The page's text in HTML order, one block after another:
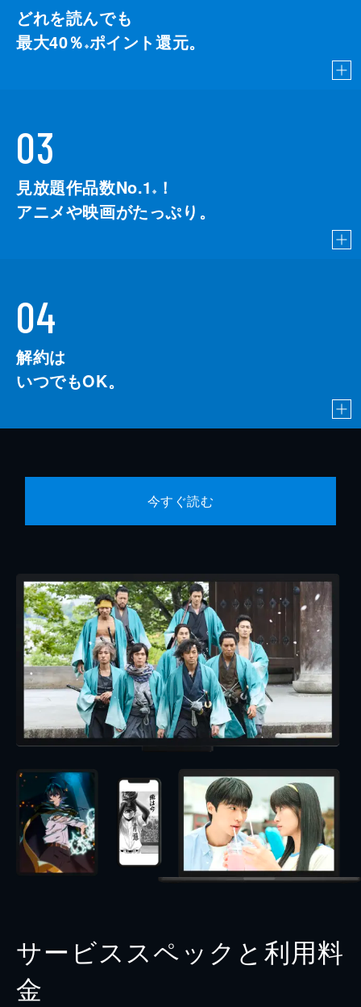
どれを読んでも
最大40％ ※ポイント還元。
03
見放題作品数No.1 ※
！
アニメや映画がたっぷり。
04
解約は
いつでもOK。
今すぐ読む
サービススペックと利用料
金